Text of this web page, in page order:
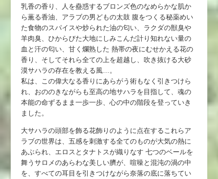
乳香の香り、人を蠱惑するブロンズ色のなめらかな肌か
ら薫る香油、アラブの男どもの太鼓 腹をつくる秘薬めい
た食物のスパイスや炒られた油の匂い、ラクダの獣臭や
羊肉臭、ひからびた大地にしみこんだ計り知れない量の
血と汗の匂い、甘く爛熟した 熱帯の夜にむせかえる花の
香り、そしてそれら全ての上を超越し、吹き抜ける大砂
漠サハラの存在を教える風…。
私は、この偉大なる香りにあらがう術もなく引きつけら
れ、おののきながらも至高の地サハラを目指して、魂の
本能の命ずるまま一歩一歩、心の中の階段を登っていき
ました。
大サハラの頭部を飾る花飾りのように点在するこれらア
ラブの世界は、五感を刺激する全てのものが大気の熱に
あぶられ、エロスとタナトスが織りなす 七つのベールを
舞うサロメのあらわな美しい臍が、喧噪と混沌の渦の中
を、すべての耳目を引きつけながら奈落の底に落ちてい